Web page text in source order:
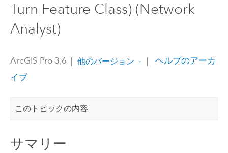
Turn Feature Class) (Network
Analyst)
ArcGIS Pro 3.6 | 他のバージョン |
ヘルプのアーカ
イブ
このトピックの内容
サマリー